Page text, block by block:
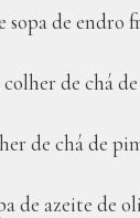
sopa de endro
colher de chá de
de chá de
de azeite de